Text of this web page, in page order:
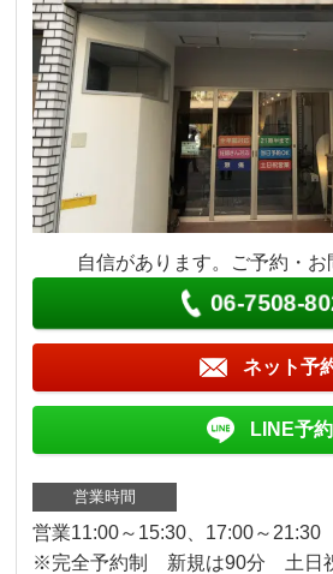
自信があります。ご予約・お
06-7508-
ネット予
LINE予約
営業時間
営業11:00～15:30、17:00～21:30
※完全予約制 新規は90分 土日